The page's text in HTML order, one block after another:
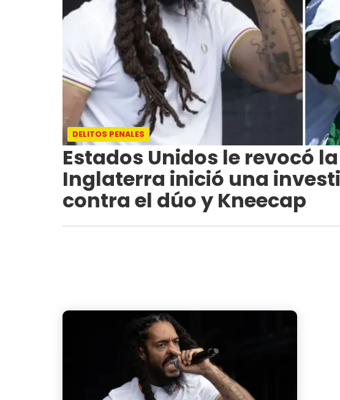
DELITOS PENALES
Estados Unidos le revocó
Inglaterra inició una
contra el dúo y Kneecap